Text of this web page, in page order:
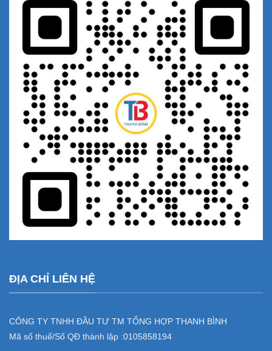
ĐỊA CHỈ LIÊN HỆ
CÔNG TY TNHH ĐẦU TƯ TM TỔNG HỢP THANH BÌNH
Mã số thuế/Số QĐ thành lập :0105858194